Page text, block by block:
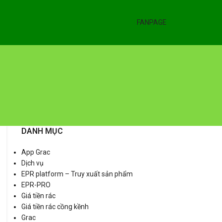
FANPAGE
DANH MỤC
App Grac
Dịch vụ
EPR platform – Truy xuất sản phẩm
EPR-PRO
Giá tiền rác
Giá tiền rác cồng kềnh
Grac